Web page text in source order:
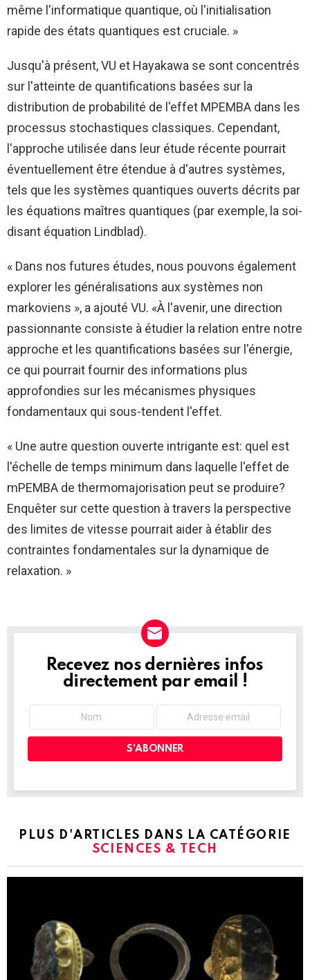
même l'informatique quantique, où l'initialisation
rapide des états quantiques est cruciale. »
Jusqu'à présent, VU et Hayakawa se sont concentrés
sur l'atteinte de quantifications basées sur la
distribution de probabilité de l'effet MPEMBA dans les
processus stochastiques classiques. Cependant,
l'approche utilisée dans leur étude récente pourrait
éventuellement être étendue à d'autres systèmes,
tels que les systèmes quantiques ouverts décrits par
les équations maîtres quantiques (par exemple, la soi-
disant équation Lindblad).
« Dans nos futures études, nous pouvons également
explorer les généralisations aux systèmes non
markoviens », a ajouté VU. «À l'avenir, une direction
passionnante consiste à étudier la relation entre notre
approche et les quantifications basées sur l'énergie,
ce qui pourrait fournir des informations plus
approfondies sur les mécanismes physiques
fondamentaux qui sous-tendent l'effet.
« Une autre question ouverte intrigante est: quel est
l'échelle de temps minimum dans laquelle l'effet de
mPEMBA de thermomajorisation peut se produire?
Enquêter sur cette question à travers la perspective
des limites de vitesse pourrait aider à établir des
contraintes fondamentales sur la dynamique de
relaxation. »
NEWSLETTER
Recevez nos dernières infos
directement par email !
PLUS D'ARTICLES DANS LA CATÉGORIE
SCIENCES & TECH